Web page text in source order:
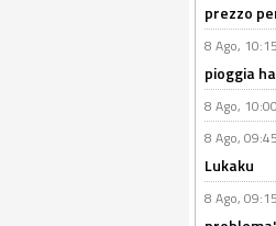
prezzo
8 Ago,
pioggia
8 Ago,
8 Ago,
Lukaku
8 Ago,